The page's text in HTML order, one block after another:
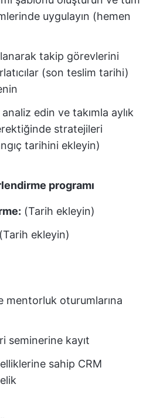
uygulayın (hemen
takip görevlerini
(son teslim tarihi)
analiz edin ve takımla aylık
stratejileri
tarihini ekleyin)
programı
(Tarih ekleyin)
(Tarih ekleyin)
mentorluk oturumlarına
seminerine kayıt
sahip CRM